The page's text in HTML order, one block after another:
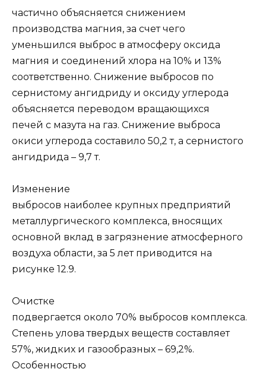
частично объясняется снижением
производства магния, за счет чего
уменьшился выброс в атмосферу оксида
магния и соединений хлора на 10% и 13%
соответственно. Снижение выбросов по
сернистому ангидриду и оксиду углерода
объясняется переводом вращающихся
печей с мазута на газ. Снижение выброса
окиси углерода составило 50,2 т, а сернистого
ангидрида – 9,7 т.
Изменение
выбросов наиболее крупных предприятий
металлургического комплекса, вносящих
основной вклад в загрязнение атмосферного
воздуха области, за 5 лет приводится на
рисунке 12.9.
Очистке
подвергается около 70% выбросов комплекса.
Степень улова твердых веществ составляет
57%, жидких и газообразных – 69,2%.
Особенностью